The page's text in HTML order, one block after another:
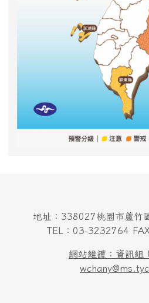
地址：338027桃園市蘆竹
TEL：03-3232764
網站維護：資訊組